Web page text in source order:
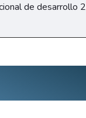
de desarrollo